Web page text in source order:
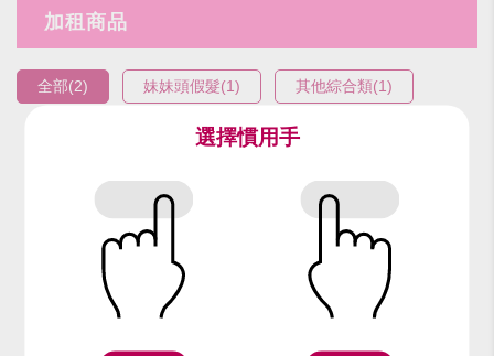
加租商品
全部(2) 妹妹頭假髮(1) 其他綜合類(1)
編號：9117-8 編號：90910
選擇慣用手